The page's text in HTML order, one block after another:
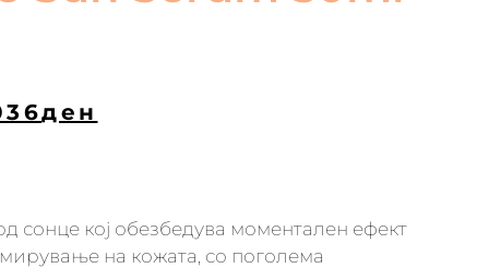
ден
сонце кој обезбедува моментален ефект
на кожата, со поголема